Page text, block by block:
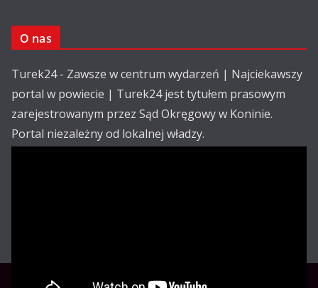
O nas
Turek24 - Zawsze w centrum wydarzeń | Najciekawszy
portal w powiecie | Turek24 jest tytułem prasowym
zarejestrowanym przez Sąd Okręgowy w Koninie.
Portal niezależny od lokalnej władzy.
Copyright © Turek24.com.pl Wdrożenie :